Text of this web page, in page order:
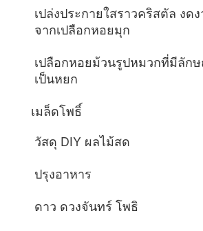
เปล่งประกายใสราวคริสตัล งด
จากเปลือกหอยมุก
เปลือกหอยม้วนรูปหมวกที่มีลัก
เป็นหยก
เมล็ดโพธิ์
วัสดุ DIY ผลไม้สด
ปรุงอาหาร
ดาว ดวงจันทร์ โพธิ